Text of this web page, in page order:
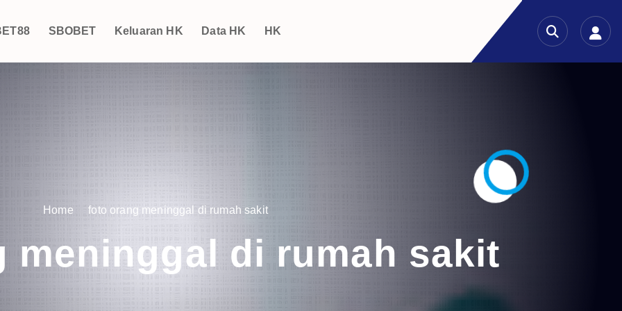
SBOBET Keluaran HK Data HK HK
Home foto orang meninggal di rumah sakit
meninggal di rumah sakit